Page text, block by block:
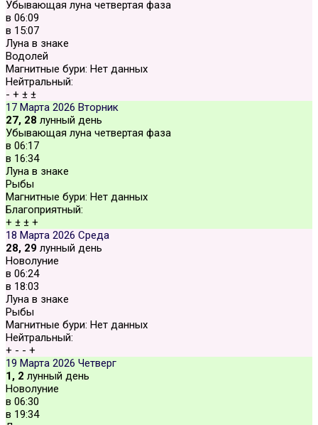
Убывающая луна четвертая фаза
в 06:09
в 15:07
Луна в знаке
Водолей
Магнитные бури: Нет данных
Нейтральный:
- + ± ±
17 Марта 2026 Вторник
27, 28 лунный день
Убывающая луна четвертая фаза
в 06:17
в 16:34
Луна в знаке
Рыбы
Магнитные бури: Нет данных
Благоприятный:
+ ± ± +
18 Марта 2026 Среда
28, 29 лунный день
Новолуние
в 06:24
в 18:03
Луна в знаке
Рыбы
Магнитные бури: Нет данных
Нейтральный:
+ - - +
19 Марта 2026 Четверг
1, 2 лунный день
Новолуние
в 06:30
в 19:34